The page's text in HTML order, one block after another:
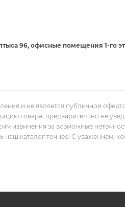
96, офисные помещения 1-го
и не является публичной
товара, предварительно не
извинения за возможные
каталог точнее! С уважением,